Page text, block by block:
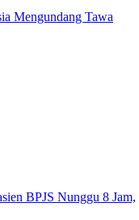
Mengundang Tawa
BPJS Nunggu 8 Jam,